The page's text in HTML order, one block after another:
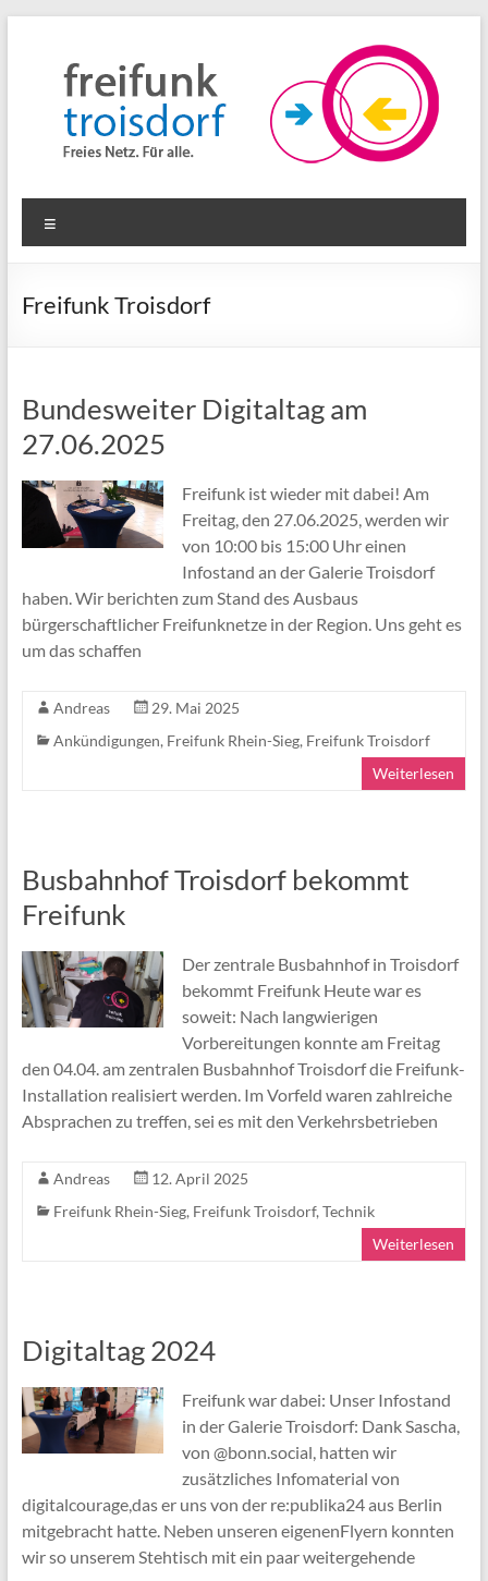
springen
Freifunk
Troisdorf
Netz.
Freifunk Troisdorf
Bundesweiter Digitaltag am
27.06.2025
Freifunk ist wieder mit dabei! Am
Freitag, den 27.06.2025, werden wir
von 10:00 bis 15:00 Uhr einen
Infostand an der Galerie Troisdorf
haben. Wir berichten zum Stand des Ausbaus
bürgerschaftlicher Freifunknetze in der Region. Uns geht es
um das schaffen
Andreas
29. Mai 2025
Ankündigungen, Freifunk Rhein-Sieg, Freifunk Troisdorf
Weiterlesen
Busbahnhof Troisdorf bekommt
Freifunk
Der zentrale Busbahnhof in Troisdorf
bekommt Freifunk Heute war es
soweit: Nach langwierigen
Vorbereitungen konnte am Freitag
den 04.04. am zentralen Busbahnhof Troisdorf die Freifunk-
Installation realisiert werden. Im Vorfeld waren zahlreiche
Absprachen zu treffen, sei es mit den Verkehrsbetrieben
Andreas
12. April 2025
Freifunk Rhein-Sieg, Freifunk Troisdorf, Technik
Weiterlesen
Digitaltag 2024
Freifunk war dabei: Unser Infostand
in der Galerie Troisdorf: Dank Sascha,
von @bonn.social, hatten wir
zusätzliches Infomaterial von
digitalcourage,das er uns von der re:publika24 aus Berlin
mitgebracht hatte. Neben unseren eigenenFlyern konnten
wir so unserem Stehtisch mit ein paar weitergehende